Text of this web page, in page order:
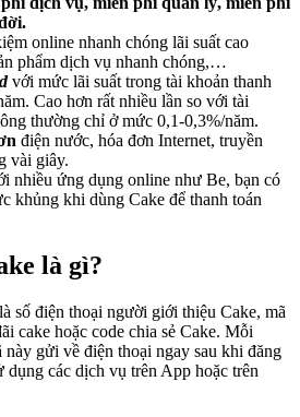
online nhanh chóng lãi suất cao
phẩm dịch vụ nhanh chóng,…
với mức lãi suất trong tài khoản thanh
Cao hơn rất nhiều lần so với tài
thường chỉ ở mức 0,1-0,3%/năm.
điện nước, hóa đơn Internet, truyền
vài giây.
nhiều ứng dụng online như Be, bạn có
khủng khi dùng Cake để thanh toán
là gì?
số điện thoại người giới thiệu Cake, mã
cake hoặc code chia sẻ Cake. Mỗi
này gửi về điện thoại ngay sau khi đăng
dụng các dịch vụ trên App hoặc trên